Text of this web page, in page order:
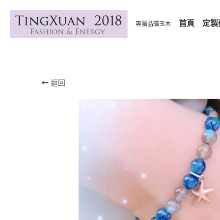
專屬晶礦玉木 首頁 定
返回